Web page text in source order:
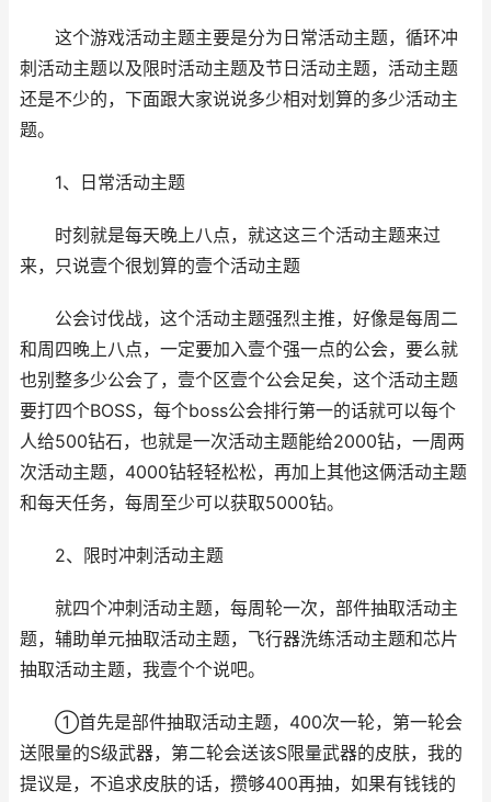
这个游戏活动主题主要是分为日常活动主题，循环冲
刺活动主题以及限时活动主题及节日活动主题，活动主题
还是不少的，下面跟大家说说多少相对划算的多少活动主
题。
1、日常活动主题
时刻就是每天晚上八点，就这这三个活动主题来过
来，只说壹个很划算的壹个活动主题
公会讨伐战，这个活动主题强烈主推，好像是每周二
和周四晚上八点，一定要加入壹个强一点的公会，要么就
也别整多少公会了，壹个区壹个公会足矣，这个活动主题
要打四个BOSS，每个boss公会排行第一的话就可以每个
人给500钻石，也就是一次活动主题能给2000钻，一周两
次活动主题，4000钻轻轻松松，再加上其他这俩活动主题
和每天任务，每周至少可以获取5000钻。
2、限时冲刺活动主题
就四个冲刺活动主题，每周轮一次，部件抽取活动主
题，辅助单元抽取活动主题，飞行器洗练活动主题和芯片
抽取活动主题，我壹个个说吧。
①首先是部件抽取活动主题，400次一轮，第一轮会
送限量的S级武器，第二轮会送该S限量武器的皮肤，我的
提议是，不追求皮肤的话，攒够400再抽，如果有钱钱的